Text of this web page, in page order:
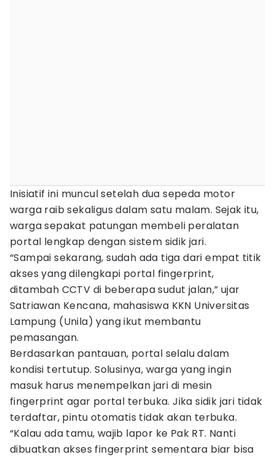
Inisiatif ini muncul setelah dua sepeda motor
warga raib sekaligus dalam satu malam. Sejak itu,
warga sepakat patungan membeli peralatan
portal lengkap dengan sistem sidik jari.
“Sampai sekarang, sudah ada tiga dari empat titik
akses yang dilengkapi portal fingerprint,
ditambah CCTV di beberapa sudut jalan,” ujar
Satriawan Kencana, mahasiswa KKN Universitas
Lampung (Unila) yang ikut membantu
pemasangan.
Berdasarkan pantauan, portal selalu dalam
kondisi tertutup. Solusinya, warga yang ingin
masuk harus menempelkan jari di mesin
fingerprint agar portal terbuka. Jika sidik jari tidak
terdaftar, pintu otomatis tidak akan terbuka.
“Kalau ada tamu, wajib lapor ke Pak RT. Nanti
dibuatkan akses fingerprint sementara biar bisa